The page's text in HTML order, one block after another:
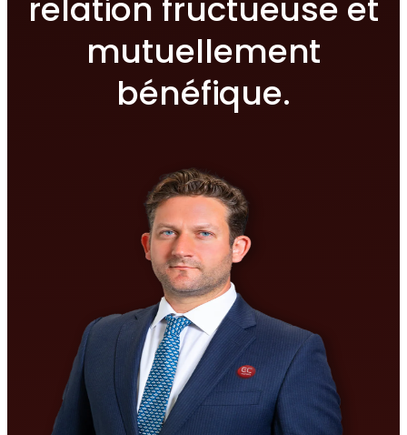
mutuellement
bénéfique.